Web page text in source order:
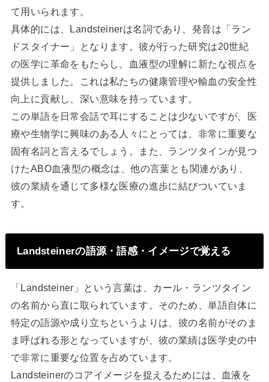
て用いられます。
具体的には、Landsteinerは名詞であり、発音は「ラン
ドスタイナー」となります。彼が行った研究は20世紀
の医学に革命をもたらし、血液型の理解に新たな視点を
提供しました。これは私たちの健康管理や輸血の安全性
向上に貢献し、深い意味を持っています。
この単語を日常会話で耳にすることは少ないですが、医
療や生物学に興味のある人々にとっては、非常に重要な
固有名詞と言えるでしょう。また、ランツタインが見つ
けたABO血液型の概念は、他の言葉とも関連があり、
彼の業績を通じて多様な医療の進歩に結びついていま
す。
Landsteinerの語源・語感・イメージで覚える
「Landsteiner」という言葉は、カール・ランツタイン
の名前から直に取られています。そのため、単語自体に
特定の語源や成り立ちというよりは、彼の名前がそのま
ま呼ばれる形となっていますが、彼の業績は医学史の中
で非常に重要な位置を占めています。
Landsteinerのコアイメージを捉えるためには、血液を